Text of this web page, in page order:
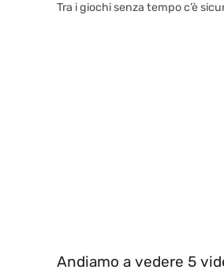
Tra i giochi senza tempo c’è
Andiamo a vedere 5